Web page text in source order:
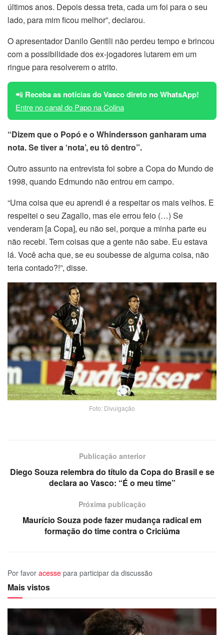
últimos anos. Depois dessa treta, cada um foi para o seu
lado, para mim ficou melhor”, declarou.
O apresentador Danilo Gentili não perdeu tempo e brincou
com a possibilidade dos ex-jogadores lutarem em um
ringue para resolverem o atrito.
📲 Receba as notícias do Vasco direto no WhatsApp!
Entre no canal do Papo na Colina
“Dizem que o Popó e o Whindersson ganharam uma
nota. Se tiver a ‘nota’, eu tô dentro”.
Outro assunto na entrevista foi sobre a Copa do Mundo de
1998, quando Edmundo não entrou em campo.
“Uma coisa que eu aprendi é a respeitar os mais velhos. E
respeitei o seu Zagallo, mas ele errou feio (…) Se
venderam [a Copa], eu não sei, porque a minha parte eu
não recebi. Tem coisas que a gente não sabe. Eu estava
lá. Você acha que, se eu soubesse de alguma coisa, não
teria contado?!”, disse.
Foto: Divulgação
Publicação anterior
Diego Souza relembra do título da Copa do Brasil e se
declara ao Vasco: “É o meu time”
Próxima publicação
Maurício Souza pode fazer mudança radical em
formação do time contra o Criciúma
Por favor acesse para participar da discussão
Mais vistos